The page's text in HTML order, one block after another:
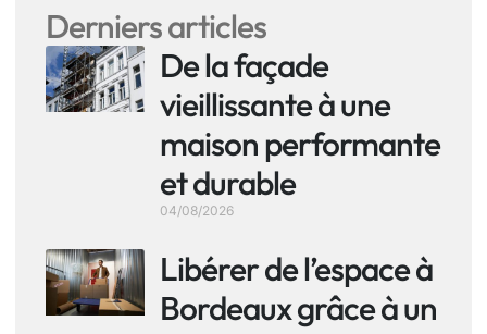
Derniers articles
De la façade
vieillissante à une
maison performante
et durable
04/08/2026
Libérer de l’espace à
Bordeaux grâce à un